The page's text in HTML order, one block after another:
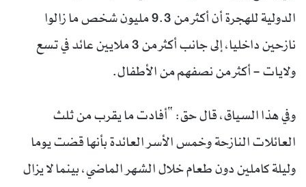
الدولية للهجرة أن أكثر من 9.3 مليون شخص ما زالوا
نازحين داخليا، إلى جانب أكثر من 3 ملايين عائد في تسع
ولايات – أكثر من نصفهم من الأطفال.
وفي هذا السياق، قال حق: “أفادت ما يقرب من ثلث
العائلات النازحة وخمس الأسر العائدة بأنها قضت يوما
وليلة كاملين دون طعام خلال الشهر الماضي، بينما لا يزال